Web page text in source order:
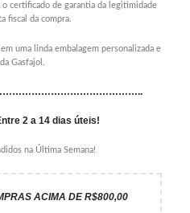
certificado de garantia da legitimidade
fiscal da compra.
uma linda embalagem personalizada e
Gasfajol.
2 a 14 dias úteis!
na Última Semana!
ACIMA DE R$800,00